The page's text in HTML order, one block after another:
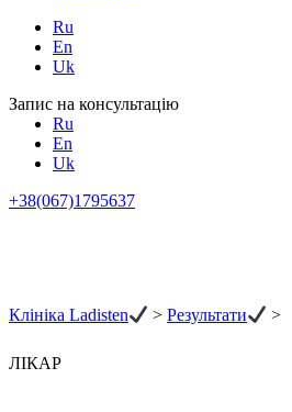
Ru
En
Uk
Запис на консультацію
Ru
En
Uk
+38(067)1795637
Клініка Ladisten >Результати >
ЛІКАР